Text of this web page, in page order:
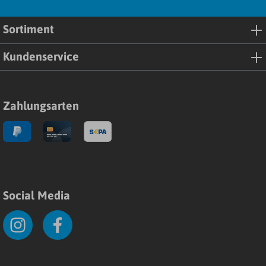
Sortiment
Kundenservice
Zahlungsarten
Social Media